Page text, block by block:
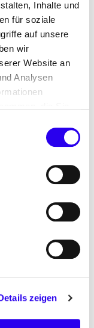
Inhalte und
für soziale
auf unsere
wir
Website an
Analysen
zeigen
und
vorliegende
-Emissionen
Nutzungsform
und einem
ihrer